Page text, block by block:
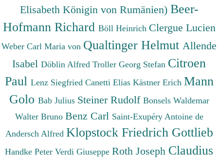
Elisabeth Königin von Rumänien) Beer-
Hofmann Richard Böll Heinrich Clergue Lucien
Weber Carl Maria von Qualtinger Helmut Allende
Isabel Döblin Alfred Troller Georg Stefan Citroen
Paul Lenz Siegfried Canetti Elias Kästner Erich Mann
Golo Bab Julius Steiner Rudolf Bonsels Waldemar
Walter Bruno Benz Carl Saint-Exupéry Antoine de
Andersch Alfred Klopstock Friedrich Gottlieb
Handke Peter Verdi Giuseppe Roth Joseph Claudius